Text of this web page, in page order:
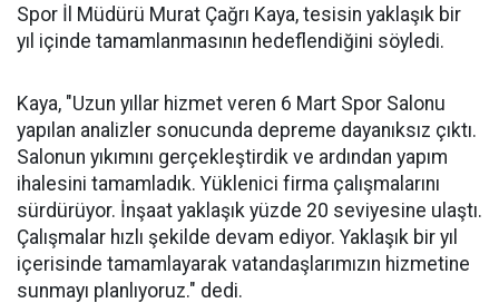
Spor İl Müdürü Murat Çağrı Kaya, tesisin yaklaşık bir
yıl içinde tamamlanmasının hedeflendiğini söyledi.
Kaya, "Uzun yıllar hizmet veren 6 Mart Spor Salonu
yapılan analizler sonucunda depreme dayanıksız çıktı.
Salonun yıkımını gerçekleştirdik ve ardından yapım
ihalesini tamamladık. Yüklenici firma çalışmalarını
sürdürüyor. İnşaat yaklaşık yüzde 20 seviyesine ulaştı.
Çalışmalar hızlı şekilde devam ediyor. Yaklaşık bir yıl
içerisinde tamamlayarak vatandaşlarımızın hizmetine
sunmayı planlıyoruz." dedi.